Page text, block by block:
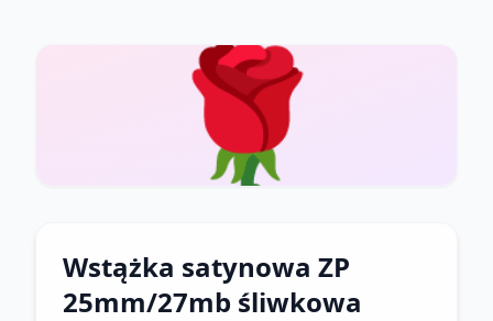
🌹
Wstążka satynowa ZP
25mm/27mb śliwkowa